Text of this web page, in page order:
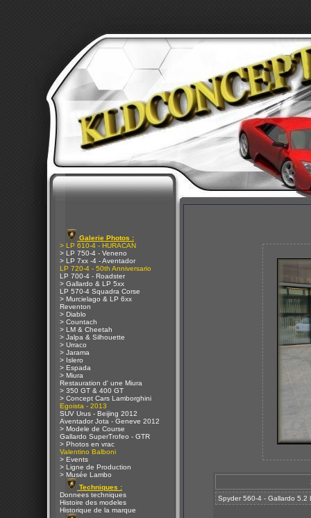
Galerie Photos :
> LP 610-4 - HURACAN
> LP 750-4 - Veneno
> LP 7xx -4 - Aventador
LP 720-4 - 50th Anniversario
LP 700-4 - Roadster
> Gallardo & LP 5xx
LP 570-4 Squadra Corse
> Murcielago & LP 6xx
Reventon
> Diablo
> Countach
> LM & Cheetah
> Jalpa & Silhouette
> Urraco
> Jarama
> Islero
> Espada
> Miura
Restauration d' une Miura
> 350 GT & 400 GT
> Concept Cars Lamborghini
Egoista - 2013
SUV Urus - Beijing 2012
Aventador Jota - Geneve 2012
> Modele de Course
Gallardo SuperTrofeo - GTR
> Photos en vrac
Valentino Balboni
> Events
> Ligne de Production
> Musée Lambo
Techniques :
Donnees techniques
Histoire des modeles
Historique de la marque
Spyder 560-4 - Gallardo 5.2